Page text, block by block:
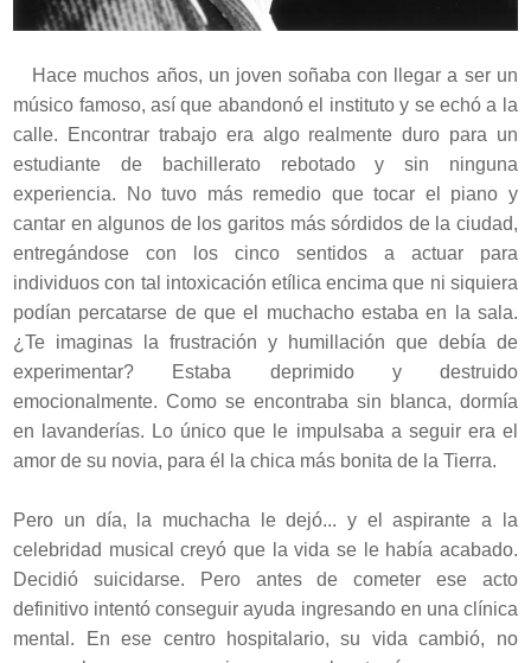
Hace muchos años, un joven soñaba con llegar a ser un
músico famoso, así que abandonó el instituto y se echó a la
calle. Encontrar trabajo era algo realmente duro para un
estudiante de bachillerato rebotado y sin ninguna
experiencia. No tuvo más remedio que tocar el piano y
cantar en algunos de los garitos más sórdidos de la ciudad,
entregándose con los cinco sentidos a actuar para
individuos con tal intoxicación etílica encima que ni siquiera
podían percatarse de que el muchacho estaba en la sala.
¿Te imaginas la frustración y humillación que debía de
experimentar? Estaba deprimido y destruido
emocionalmente. Como se encontraba sin blanca, dormía
en lavanderías. Lo único que le impulsaba a seguir era el
amor de su novia, para él la chica más bonita de la Tierra.
Pero un día, la muchacha le dejó... y el aspirante a la
celebridad musical creyó que la vida se le había acabado.
Decidió suicidarse. Pero antes de cometer ese acto
definitivo intentó conseguir ayuda ingresando en una clínica
mental. En ese centro hospitalario, su vida cambió, no